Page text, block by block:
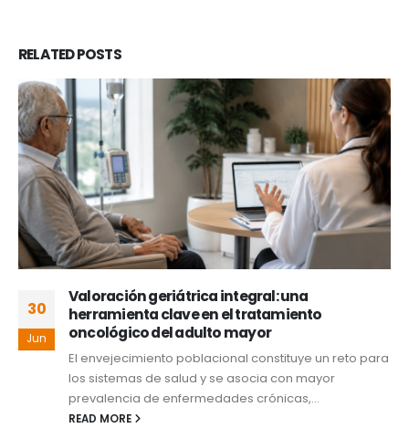
RELATEDPOSTS
30
Jun
Valoración geriátrica integral: una
herramienta clave en el tratamiento
oncológico del adulto mayor
El envejecimiento poblacional constituye un reto para
los sistemas de salud y se asocia con mayor
prevalencia de enfermedades crónicas,...
READ MORE